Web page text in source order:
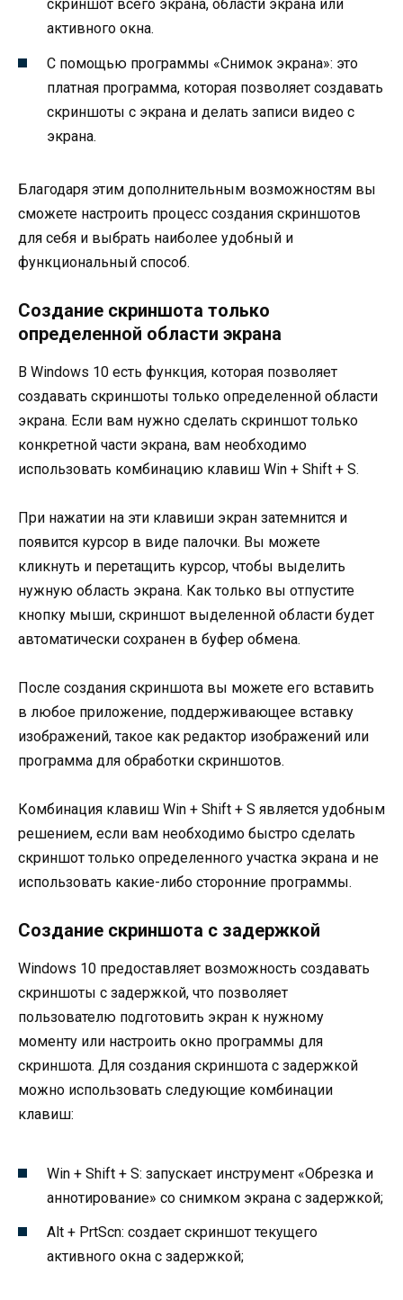
скриншот всего экрана, области экрана или
активного окна.
С помощью программы «Снимок экрана»: это
платная программа, которая позволяет создавать
скриншоты с экрана и делать записи видео с
экрана.
Благодаря этим дополнительным возможностям вы
сможете настроить процесс создания скриншотов
для себя и выбрать наиболее удобный и
функциональный способ.
Создание скриншота только
определенной области экрана
В Windows 10 есть функция, которая позволяет
создавать скриншоты только определенной области
экрана. Если вам нужно сделать скриншот только
конкретной части экрана, вам необходимо
использовать комбинацию клавиш Win + Shift + S.
При нажатии на эти клавиши экран затемнится и
появится курсор в виде палочки. Вы можете
кликнуть и перетащить курсор, чтобы выделить
нужную область экрана. Как только вы отпустите
кнопку мыши, скриншот выделенной области будет
автоматически сохранен в буфер обмена.
После создания скриншота вы можете его вставить
в любое приложение, поддерживающее вставку
изображений, такое как редактор изображений или
программа для обработки скриншотов.
Комбинация клавиш Win + Shift + S является удобным
решением, если вам необходимо быстро сделать
скриншот только определенного участка экрана и не
использовать какие-либо сторонние программы.
Создание скриншота с задержкой
Windows 10 предоставляет возможность создавать
скриншоты с задержкой, что позволяет
пользователю подготовить экран к нужному
моменту или настроить окно программы для
скриншота. Для создания скриншота с задержкой
можно использовать следующие комбинации
клавиш:
Win + Shift + S: запускает инструмент «Обрезка и
аннотирование» со снимком экрана с задержкой;
Alt + PrtScn: создает скриншот текущего
активного окна с задержкой;